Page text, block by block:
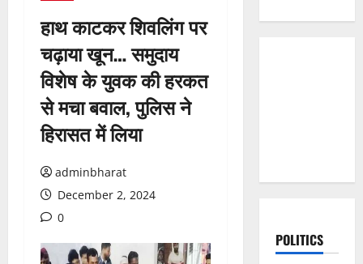
हाथ काटकर शिवलिंग पर
चढ़ाया खून… समुदाय
विशेष के युवक की हरकत
से मचा बवाल, पुलिस ने
हिरासत में लिया
adminbharat
December 2, 2024
0
POLITICS